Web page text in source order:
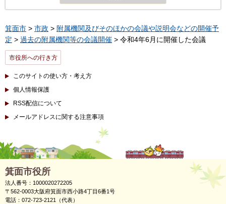
箕面市 > 市政 > 附属機関及びそのほかの会議や説明会などの開催予
定 > 過去の附属機関等の会議開催 > 令和4年6月に開催した会議
市役所への行き方
このサイトの使い方・考え方
個人情報保護
RSS配信について
メールアドレスに関する注意事項
箕面市役所
法人番号：1000020272205
〒562-0003大阪府箕面市西小路4丁目6番1号
電話：072-723-2121（代表）